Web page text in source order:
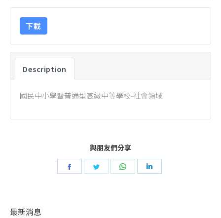
下載
Description
國民中小學暨普通型高級中等學校-社會領域
與朋友們分享
Share
Share
Share
最新消息